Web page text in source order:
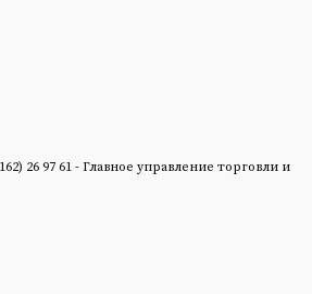
26 97 61 - Главное управление торговли и